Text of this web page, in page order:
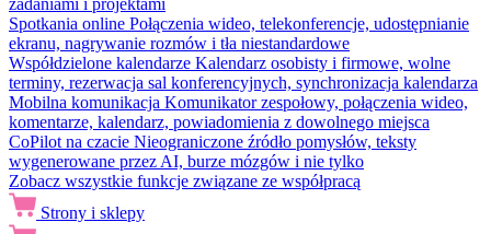
zadaniami i projektami
Spotkania online Połączenia wideo, telekonferencje, udostępnianie
ekranu, nagrywanie rozmów i tła niestandardowe
Współdzielone kalendarze Kalendarz osobisty i firmowe, wolne
terminy, rezerwacja sal konferencyjnych, synchronizacja kalendarza
Mobilna komunikacja Komunikator zespołowy, połączenia wideo,
komentarze, kalendarz, powiadomienia z dowolnego miejsca
CoPilot na czacie Nieograniczone źródło pomysłów, teksty
wygenerowane przez AI, burze mózgów i nie tylko
Zobacz wszystkie funkcje związane ze współpracą
Strony i sklepy